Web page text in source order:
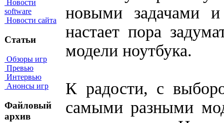
Новости
software
Новости сайта
Статьи
Обзоры игр
Превью
Интервью
Анонсы игр
Файловый
архив
новыми задачами
настает пора
модели ноутбука.
К радости, с
самыми разными